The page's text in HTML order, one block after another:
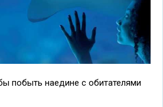
побыть наедине с обитателями